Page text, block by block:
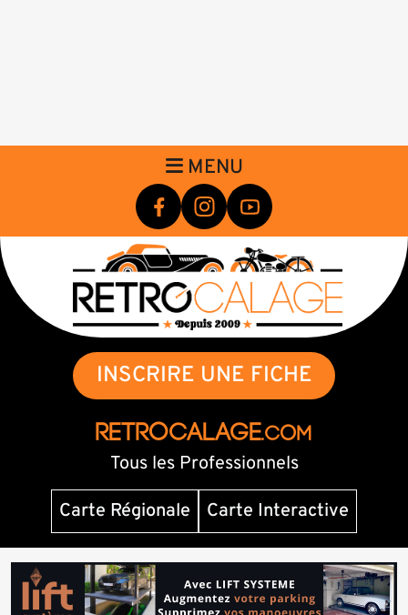
MENU
INSCRIRE UNE FICHE
RETROCALAGE.com
Tous les Professionnels
Carte Régionale
Carte Interactive